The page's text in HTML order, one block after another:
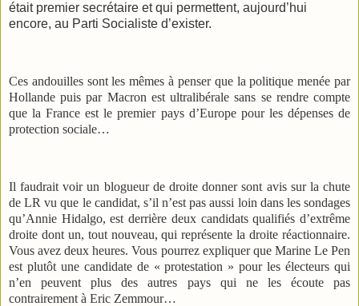
était premier secrétaire et qui permettent, aujourd’hui
encore, au Parti Socialiste d’exister.
Ces andouilles sont les mêmes à penser que la politique menée par
Hollande puis par Macron est ultralibérale sans se rendre compte
que la France est le premier pays d’Europe pour les dépenses de
protection sociale…
Il faudrait voir un blogueur de droite donner sont avis sur la chute
de LR vu que le candidat, s’il n’est pas aussi loin dans les sondages
qu’Annie Hidalgo, est derrière deux candidats qualifiés d’extrême
droite dont un, tout nouveau, qui représente la droite réactionnaire.
Vous avez deux heures. Vous pourrez expliquer que Marine Le Pen
est plutôt une candidate de « protestation » pour les électeurs qui
n’en peuvent plus des autres pays qui ne les écoute pas
contrairement à Eric Zemmour…